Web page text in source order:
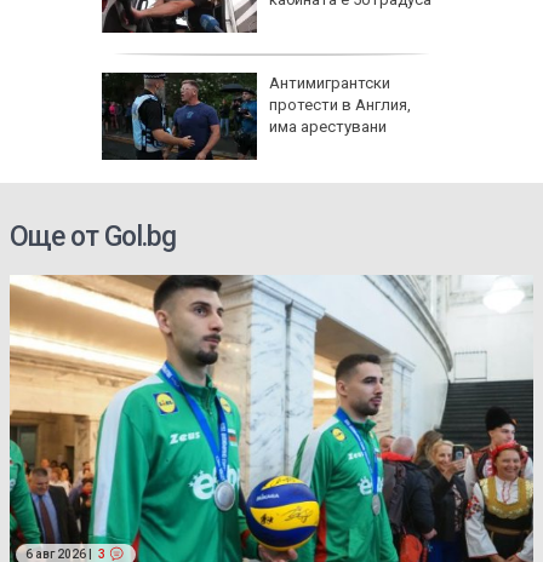
Антимигрантски
протести в Англия,
има арестувани
Още от Gol.bg
6 авг 2026 | 3